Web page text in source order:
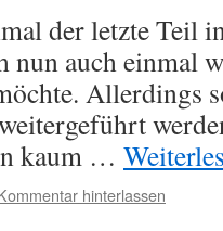
der letzte Teil
nun auch einmal
Allerdings
kaum …
hinterlassen